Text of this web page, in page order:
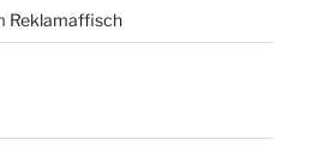
Reklamaffisch